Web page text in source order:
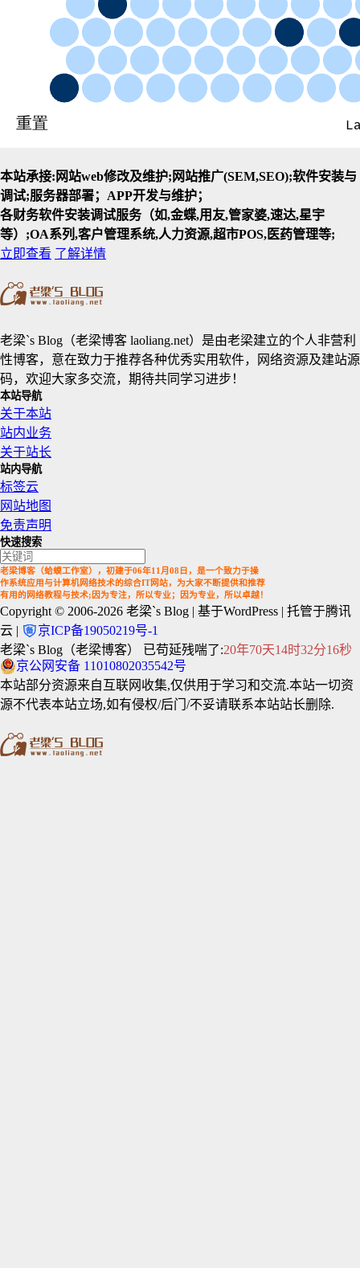
本站承接:网站web修改及维护;网站推广(SEM,SEO);软件安装与
调试;服务器部署；APP开发与维护；
各财务软件安装调试服务（如,金蝶,用友,管家婆,速达,星宇
等）;OA系列,客户管理系统,人力资源,超市POS,医药管理等;
立即查看 了解详情
老梁`s Blog（老梁博客 laoliang.net）是由老梁建立的个人非营利
性博客，意在致力于推荐各种优秀实用软件，网络资源及建站源
码，欢迎大家多交流，期待共同学习进步！
本站导航
关于本站
站内业务
关于站长
站内导航
标签云
网站地图
免责声明
快速搜索
老梁博客（蛤蟆工作室），初建于06年11月08日，是一个致力于操
作系统应用与计算机网络技术的综合IT网站，为大家不断提供和推荐
有用的网络教程与技术;因为专注，所以专业；因为专业，所以卓越！
Copyright © 2006-2026 老梁`s Blog | 基于WordPress | 托管于腾讯
云 |
京ICP备19050219号-1
老梁`s Blog（老梁博客） 已苟延残喘了:20年70天14时32分16秒
京公网安备 11010802035542号
本站部分资源来自互联网收集,仅供用于学习和交流.本站一切资
源不代表本站立场,如有侵权/后门/不妥请联系本站站长删除.